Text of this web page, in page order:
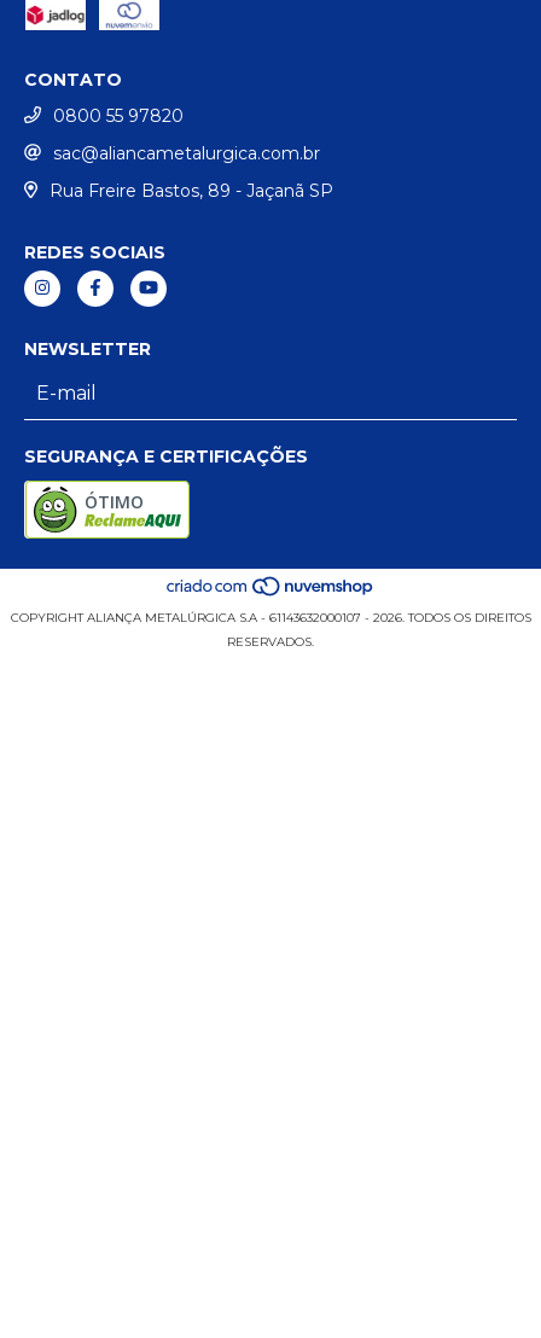
CONTATO
0800 55 97820
sac@aliancametalurgica.com.br
Rua Freire Bastos, 89 - Jaçanã SP
REDES SOCIAIS
NEWSLETTER
SEGURANÇA E CERTIFICAÇÕES
ÓTIMO
COPYRIGHT ALIANÇA METALÚRGICA S.A - 61143632000107 - 2026. TODOS OS DIREITOS
RESERVADOS.